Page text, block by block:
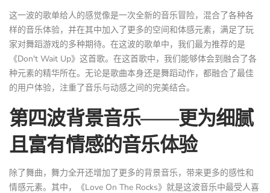
这一波的歌单给人的感觉像是一次全新的音乐冒险，混合了各种各
样的音乐体验，并在其中加入了更多的空间和体感元素，满足了玩
家对舞蹈游戏的多种期待。在这波的歌单中，我们最为推荐的是
《Don't Wait Up》这首歌。在这首歌中，我们能够体会到融合了各
种元素的精华所在。无论是歌曲本身还是舞蹈动作，都融合了最佳
的用户体验，注重了音乐与动感之间的完美结合。
第四波背景音乐——更为细腻
且富有情感的音乐体验
除了舞曲，舞力全开还增加了更多的背景音乐，带来更多的感性和
情感元素。其中，《Love On The Rocks》就是这波音乐中最受人喜